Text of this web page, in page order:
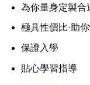
為你量身定製合
極具性價比·助
保證入學
貼心學習指導